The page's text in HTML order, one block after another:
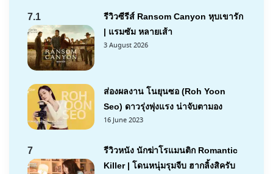
7.1
รีวิวซีรีส์ Ransom Canyon หุบเขารัก
| แรมซัม หลายเส้า
3 August 2026
ส่องผลงาน โนยุนซอ (Roh Yoon
Seo) ดาวรุ่งพุ่งแรง น่าจับตามอง
16 June 2023
7
รีวิวหนัง นักฆ่าโรแมนติก Romantic
Killer | โดนหนุ่มรุมจีบ ฮากลิ้งสิครับ